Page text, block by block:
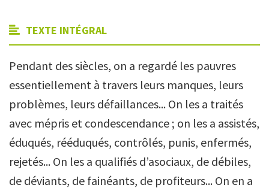
TEXTE INTÉGRAL
Pendant des siècles, on a regardé les pauvres
essentiellement à travers leurs manques, leurs
problèmes, leurs défaillances... On les a traités
avec mépris et condescendance ; on les a assistés,
éduqués, rééduqués, contrôlés, punis, enfermés,
rejetés... On les a qualifiés d’asociaux, de débiles,
de déviants, de fainéants, de profiteurs... On en a